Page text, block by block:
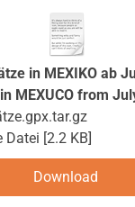
in MEXIKO ab
MEXUCO from
Datei 2.2 KB
Download